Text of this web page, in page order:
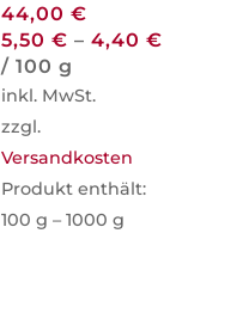
44,00€
5,50€ –4,40€
/100 g
inkl. MwSt.
zzgl.
Versandkosten
Produkt enthält:
100g – 1000g